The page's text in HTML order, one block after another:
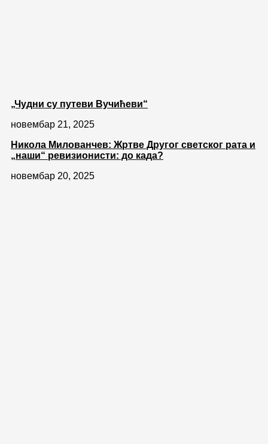
„Чудни су путеви Вучићеви“
новембар 21, 2025
Никола Милованчев: Жртве Другог светског рата и
„наши“ ревизионисти: до када?
новембар 20, 2025